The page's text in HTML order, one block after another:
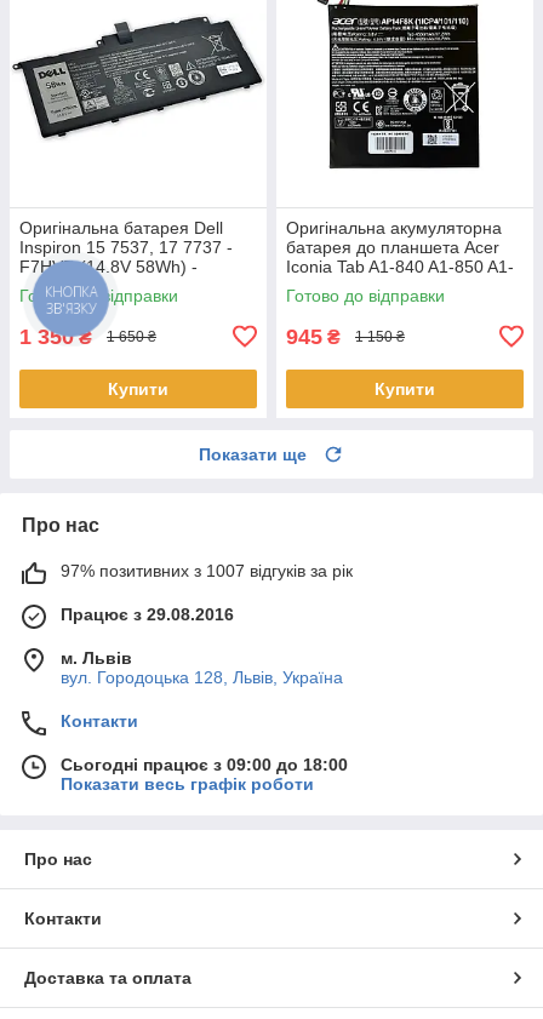
Оригінальна батарея Dell
Inspiron 15 7537, 17 7737 -
F7HVR (14.8V 58Wh) -
Акумулятор, АКБ
Готово до відправки
1 350₴ 1 650 ₴
Купити
Оригінальна акумуляторна
батарея до планшета Acer
Iconia Tab A1-840 A1-850 A1-
860 One 8 B1-810 B1-820 B1-
830 - AP14F8K
Готово до відправки
945 ₴ 1 150 ₴
Купити
Показати ще
Про нас
97% позитивних з 1007 відгуків за рік
Працює з 29.08.2016
м. Львів
вул. Городоцька 128, Львів, Україна
Контакти
Сьогодні працює з 09:00 до 18:00
Показати весь графік роботи
Про нас
Контакти
Доставка та оплата
КНОПКА
ЗВ'ЯЗКУ